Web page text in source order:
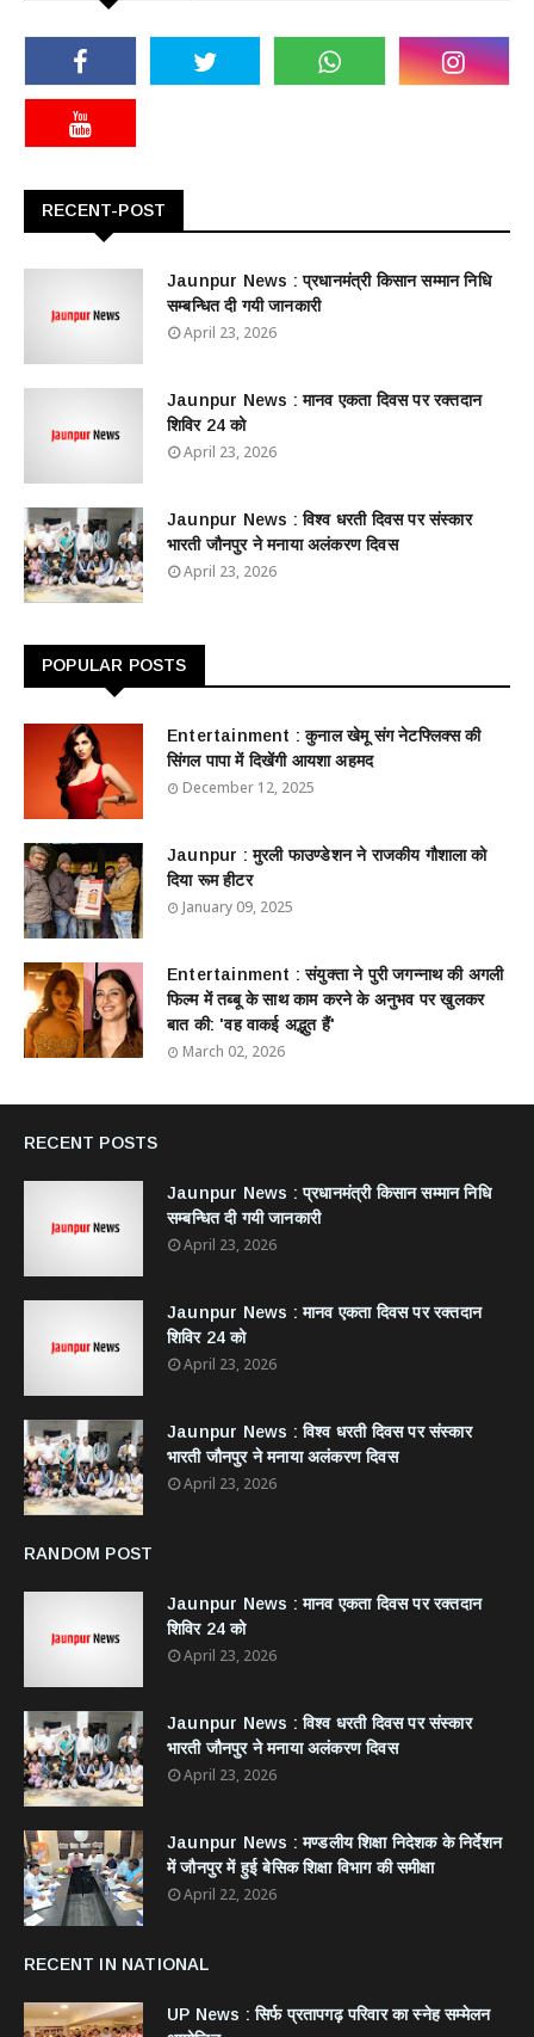
RECENT-POST
Jaunpur News : ​प्रधानमंत्री किसान सम्मान निधि
सम्बन्धित दी गयी जानकारी
April 23, 2026
Jaunpur News : ​मानव एकता दिवस पर रक्तदान
शिविर 24 को
April 23, 2026
Jaunpur News : विश्व धरती दिवस पर संस्कार
भारती जौनपुर ने मनाया अलंकरण दिवस
April 23, 2026
POPULAR POSTS
Entertainment : ​​​​कुनाल खेमू संग नेटफ्लिक्स की
सिंगल पापा में दिखेंगी आयशा अहमद
December 12, 2025
Jaunpur : ​मुरली फाउण्डेशन ने राजकीय गौशाला को
दिया रूम हीटर
January 09, 2025
Entertainment : ​संयुक्ता ने पुरी जगन्नाथ की अगली
फिल्म में तब्बू के साथ काम करने के अनुभव पर खुलकर
बात की: 'वह वाकई अद्भुत हैं'
March 02, 2026
RECENT POSTS
Jaunpur News : ​प्रधानमंत्री किसान सम्मान निधि
सम्बन्धित दी गयी जानकारी
April 23, 2026
Jaunpur News : ​मानव एकता दिवस पर रक्तदान
शिविर 24 को
April 23, 2026
Jaunpur News : विश्व धरती दिवस पर संस्कार
भारती जौनपुर ने मनाया अलंकरण दिवस
April 23, 2026
RANDOM POST
Jaunpur News : ​मानव एकता दिवस पर रक्तदान
शिविर 24 को
April 23, 2026
Jaunpur News : विश्व धरती दिवस पर संस्कार
भारती जौनपुर ने मनाया अलंकरण दिवस
April 23, 2026
Jaunpur News : ​मण्डलीय शिक्षा निदेशक के निर्देशन
में जौनपुर में हुई बेसिक शिक्षा विभाग की समीक्षा
April 22, 2026
RECENT IN NATIONAL
UP News : सिर्फ प्रतापगढ़ परिवार का स्नेह सम्मेलन